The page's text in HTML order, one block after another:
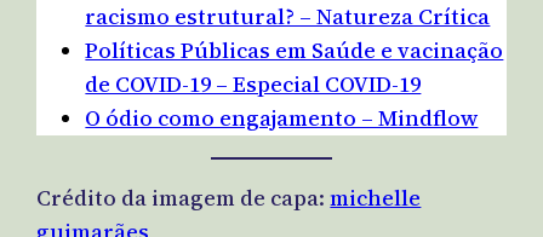
racismo estrutural? – Natureza Crítica
Políticas Públicas em Saúde e vacinação
de COVID-19 – Especial COVID-19
O ódio como engajamento – Mindflow
Crédito da imagem de capa:michelle